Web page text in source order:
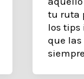
tu ruta
los tips
que las